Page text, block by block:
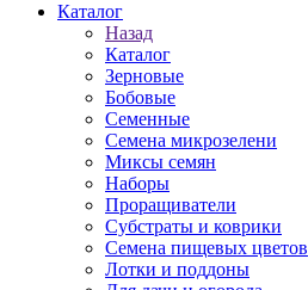
Каталог
Назад
Каталог
Зерновые
Бобовые
Семенные
Семена микрозелени
Миксы семян
Наборы
Проращиватели
Субстраты и коврики
Семена пищевых цветов
Лотки и поддоны